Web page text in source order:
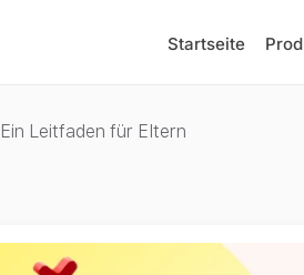
Startseite
Leitfaden für Eltern